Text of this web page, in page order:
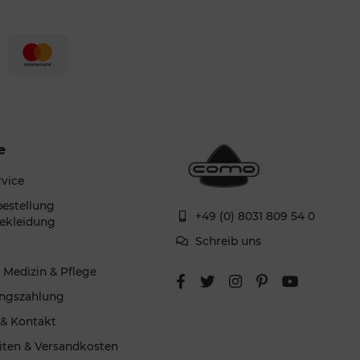
& Pflege
Kontakt
& Versandkosten
+49 (0) 8031 809 54 0
Schreib uns